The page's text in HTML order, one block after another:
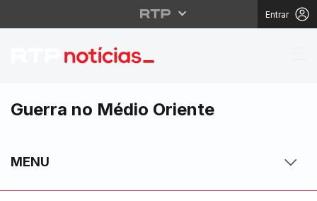
Entrar
Conselho de Paz.
Guerra no Médio Oriente
MENU